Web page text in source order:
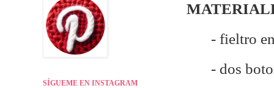
- fieltro
- dos
SÍGUEME EN INSTAGRAM